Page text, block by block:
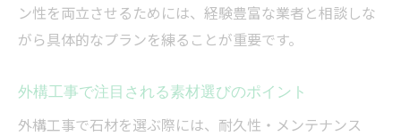
ン性を両立させるためには、経験豊富な業者と相談しな
がら具体的なプランを練ることが重要です。
外構工事で注目される素材選びのポイント
外構工事で石材を選ぶ際には、耐久性・メンテナンス